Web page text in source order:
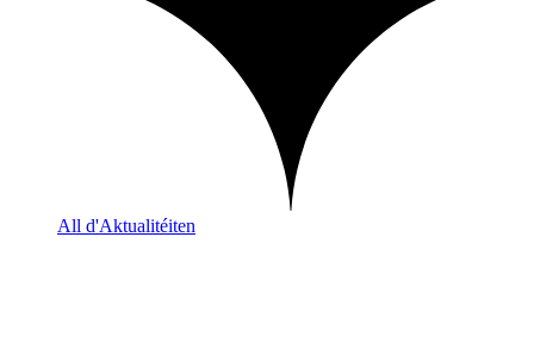
All d'Aktualitéiten